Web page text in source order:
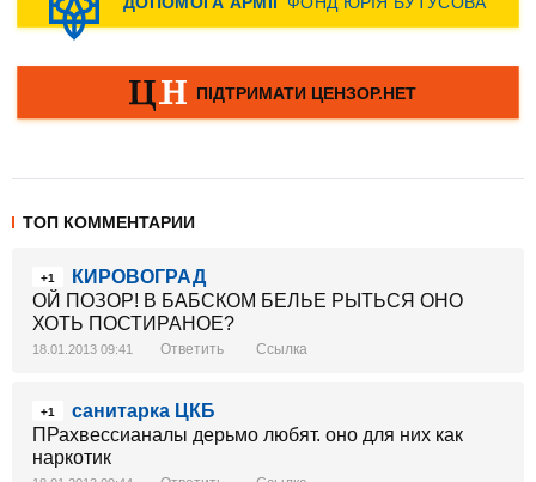
ТОП КОММЕНТАРИИ
+1
КИРОВОГРАД
ОЙ ПОЗОР! В БАБСКОМ БЕЛЬЕ РЫТЬСЯ ОНО
ХОТЬ ПОСТИРАНОЕ?
18.01.2013 09:41 Ответить Ссылка
+1
санитарка ЦКБ
ПРахвессианалы дерьмо любят. оно для них как
наркотик